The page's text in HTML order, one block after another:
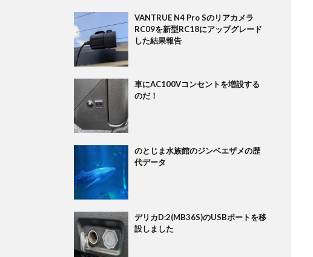
VANTRUE N4 Pro Sのリアカメラ
RC09を新型RC18にアップグレード
した結果報告
車にAC100Vコンセントを増設する
のだ！
のとじま水族館のジンベエザメの歴
代データ
デリカD:2(MB36S)のUSBポートを移
設しました